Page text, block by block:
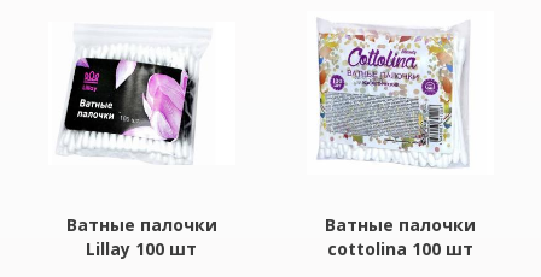
Ватные палочки
Lillay 100 шт
Ватные палочки
cottolina 100 шт